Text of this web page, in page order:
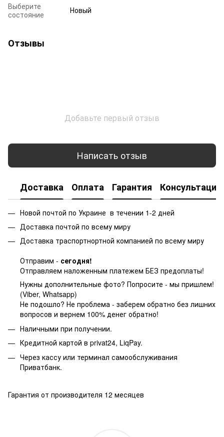
Выберите
состояние
Новый
Отзывы
Добавьте первый отзыв
Написать отзыв
Доставка Оплата Гарантия Консультация
Новой почтой по Украине в течении 1-2 дней
Доставка почтой по всему миру
Доставка траспортнортной компанией по всему миру
Отправим - сегодня!
Отправляем наложенным платежем БЕЗ предоплаты!
Нужны дополнительные фото? Попросите - мы пришлем!
(Viber, Whatsapp)
Не подошло? Не проблема - заберем обратно без лишних
вопросов и вернем 100% денег обратно!
Наличными при получении.
Кредитной картой в privat24, LiqPay.
Через кассу или терминал самообслуживания
Приватбанк.
Гарантия от производителя 12 месяцев